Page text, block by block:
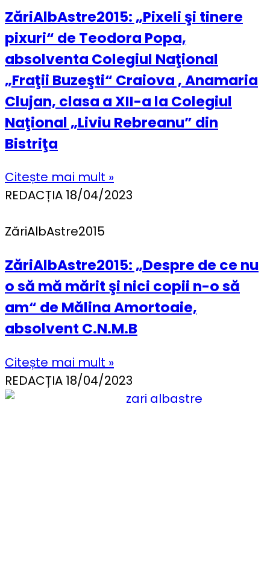
ZăriAlbAstre2015: „Pixeli şi tinere
pixuri“ de Teodora Popa,
absolventa Colegiul Naţional
„Fraţii Buzeşti“ Craiova , Anamaria
Clujan, clasa a XII-a la Colegiul
Naţional „Liviu Rebreanu” din
Bistriţa
Citește mai mult »
REDACȚIA 18/04/2023
ZăriAlbAstre2015
ZăriAlbAstre2015: „Despre de ce nu
o să mă mărit şi nici copii n-o să
am“ de Mălina Amortoaie,
absolvent C.N.M.B
Citește mai mult »
REDACȚIA 18/04/2023